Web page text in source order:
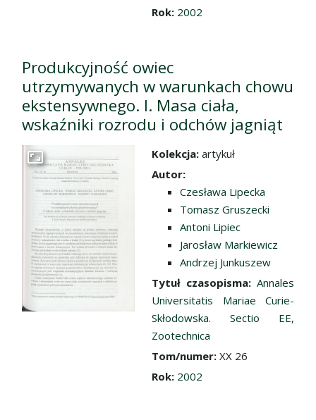
Rok: 2002
Produkcyjność owiec
utrzymywanych w warunkach chowu
ekstensywnego. I. Masa ciała,
wskaźniki rozrodu i odchów jagniąt
Przejdź do zbioru
Kolekcja: artykuł
Autor:
Czesława Lipecka
Tomasz Gruszecki
Antoni Lipiec
Jarosław Markiewicz
Andrzej Junkuszew
Tytuł czasopisma: Annales
Universitatis Mariae Curie-
Skłodowska. Sectio EE,
Zootechnica
Tom/numer: XX 26
Rok: 2002